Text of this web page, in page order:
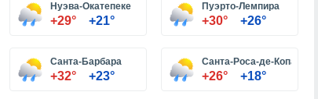
Нуэва-Окатепеке
+29° +21°
Пуэрто-Лемпира
+30° +26°
Санта-Барбара
+32° +23°
Санта-Роса-де-Копан
+26° +18°